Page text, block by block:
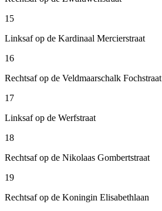
15
Linksaf op de Kardinaal Mercierstraat
16
Rechtsaf op de Veldmaarschalk Fochstraat
17
Linksaf op de Werfstraat
18
Rechtsaf op de Nikolaas Gombertstraat
19
Rechtsaf op de Koningin Elisabethlaan